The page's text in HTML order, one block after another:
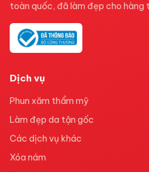
toàn quốc, đã làm đẹp cho hàng
Dịch vụ
Phun xăm thẩm mỹ
Làm đẹp da tận gốc
Các dịch vụ khác
Xóa nám